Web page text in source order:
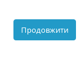
Продовжити